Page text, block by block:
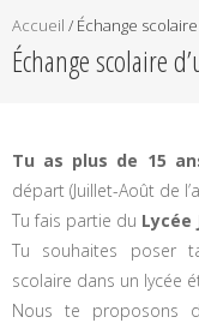
Accueil / Échange
Échange scolaire
Tu as plus de 15
départ (Juillet-Août de
Tu fais partie du Lycée
Tu souhaites poser
scolaire dans un lycée
Nous te proposons